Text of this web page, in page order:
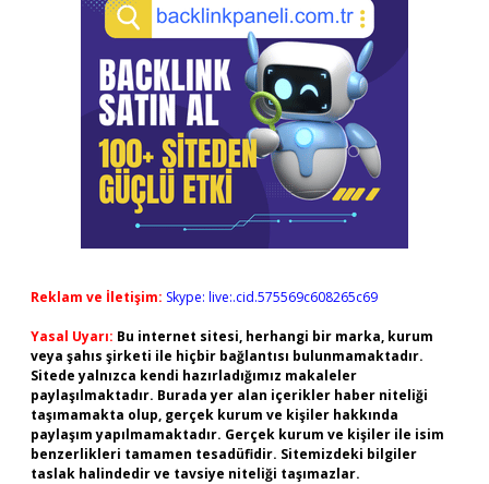
Reklam ve İletişim: Skype: live:.cid.575569c608265c69
Yasal Uyarı: Bu internet sitesi, herhangi bir marka, kurum
veya şahıs şirketi ile hiçbir bağlantısı bulunmamaktadır.
Sitede yalnızca kendi hazırladığımız makaleler
paylaşılmaktadır. Burada yer alan içerikler haber niteliği
taşımamakta olup, gerçek kurum ve kişiler hakkında
paylaşım yapılmamaktadır. Gerçek kurum ve kişiler ile isim
benzerlikleri tamamen tesadüfidir. Sitemizdeki bilgiler
taslak halindedir ve tavsiye niteliği taşımazlar.